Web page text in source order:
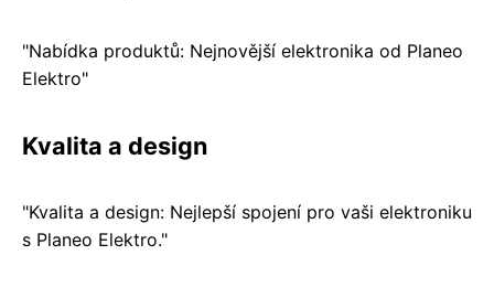
"Nabídka produktů: Nejnovější elektronika od Planeo
Elektro"
Kvalita a design
"Kvalita a design: Nejlepší spojení pro vaši elektroniku
s Planeo Elektro."